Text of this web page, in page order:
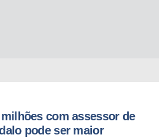
com assessor de
pode ser maior